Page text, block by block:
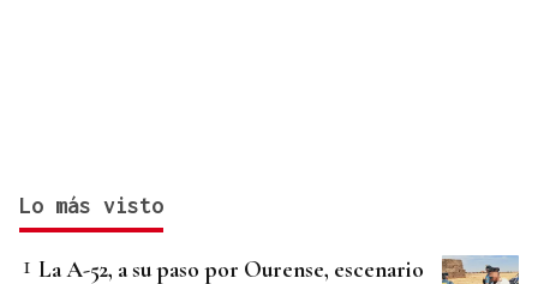
Lo más visto
La A-52, a su paso por Ourense, escenario